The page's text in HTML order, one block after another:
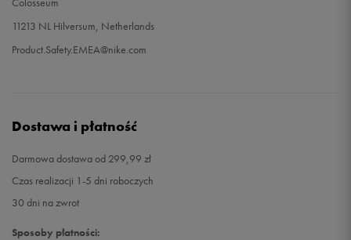
11213 NL Hilversum, Netherlands
Product.Safety.EMEA@nike.com
Dostawa i płatność
Darmowa dostawa od 299,99 zł
Czas realizacji 1-5 dni roboczych
30 dni na zwrot
Sposoby płatności: